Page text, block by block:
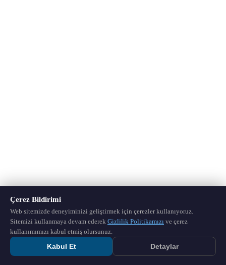
Çerez Bildirimi
Web sitemizde deneyiminizi geliştirmek için çerezler kullanıyoruz.
Sitemizi kullanmaya devam ederek Gizlilik Politikamızı ve çerez
kullanımımızı kabul etmiş olursunuz.
Kabul Et Detaylar